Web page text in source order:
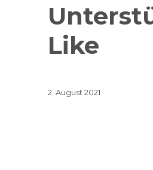
Like
Veröffentlicht
2. August 2021